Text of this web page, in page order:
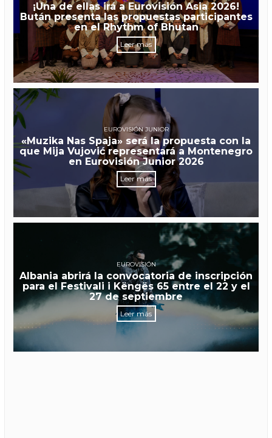
¡Una de ellas irá a Eurovisión Asia 2026!
Bután presenta las propuestas participantes
en el Rhythm of Bhutan
Leer más
EUROVISIÓN JUNIOR
«Muzika Nas Spaja» será la propuesta con la
que Mija Vujović representará a Montenegro
en Eurovisión Junior 2026
Leer más
EUROVISIÓN
Albania abrirá la convocatoria de inscripción
para el Festivali i Këngës 65 entre el 22 y el
27 de septiembre
Leer más